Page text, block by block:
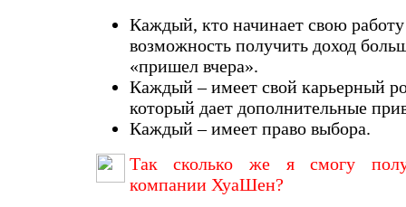
Каждый, кто начинает свою работу
возможность получить доход
«пришел вчера».
Каждый – имеет свой карьерный
который дает дополнительные
Каждый – имеет право выбора.
Так сколько же я смогу
компании ХуаШен?